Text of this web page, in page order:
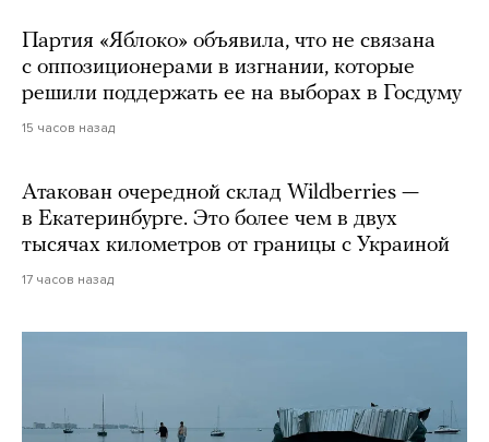
Партия «Яблоко» объявила, что не связана
с оппозиционерами в изгнании, которые
решили поддержать ее на выборах в Госдуму
15 часов назад
Атакован очередной склад Wildberries —
в Екатеринбурге. Это более чем в двух
тысячах километров от границы с Украиной
17 часов назад